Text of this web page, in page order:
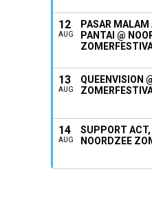
12
AUG
PASAR MALAM
PANTAI @
13
AUG
QUEENVISION
14
AUG
SUPPORT
NOORDZEE